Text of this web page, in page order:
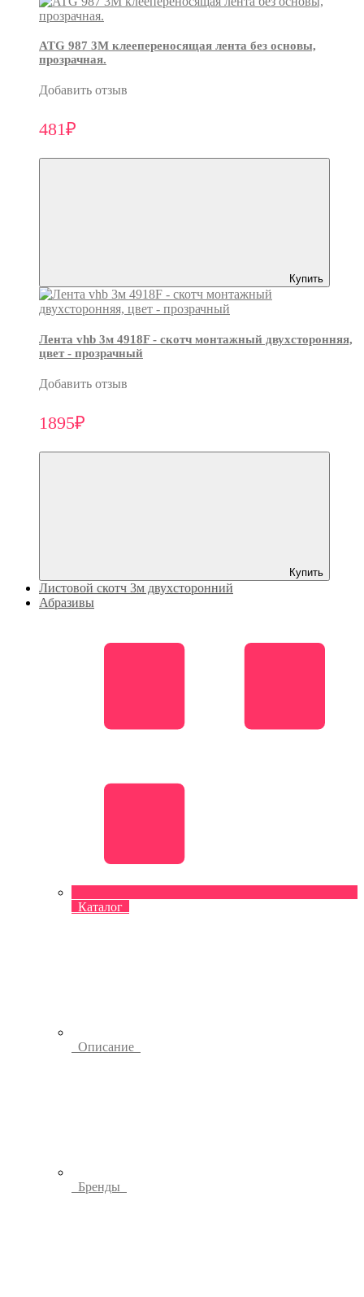
ATG 987 3М клеепереносящая лента без основы,
прозрачная.
Добавить отзыв
481₽
Купить
Лента vhb 3м 4918F - скотч монтажный двухсторонняя,
цвет - прозрачный
Добавить отзыв
1895₽
Купить
Листовой скотч 3м двухсторонний
Абразивы
Каталог
Описание
Бренды